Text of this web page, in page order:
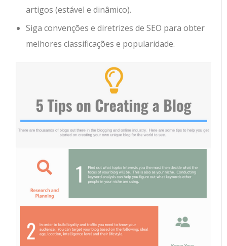
artigos (estável e dinâmico).
Siga convenções e diretrizes de SEO para obter
melhores classificações e popularidade.